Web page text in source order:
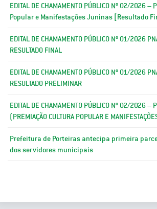
EDITAL DE CHAMAMENTO PÚBLICO Nº 02/2026
Popular e Manifestações Juninas [Resultado
EDITAL DE CHAMAMENTO PÚBLICO Nº 01/2026
RESULTADO FINAL
EDITAL DE CHAMAMENTO PÚBLICO Nº 01/2026
RESULTADO PRELIMINAR
EDITAL DE CHAMAMENTO PÚBLICO Nº 02/2026 –
(PREMIAÇÃO CULTURA POPULAR E
Prefeitura de Porteiras antecipa primeira
dos servidores municipais